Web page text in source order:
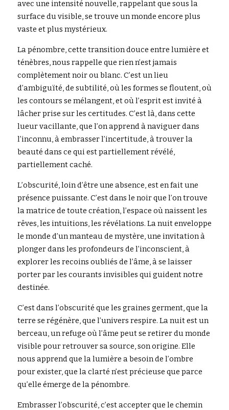
avec une intensité nouvelle, rappelant que sous la
surface du visible, se trouve un monde encore plus
vaste et plus mystérieux.
La pénombre, cette transition douce entre lumière et
ténèbres, nous rappelle que rien n’est jamais
complètement noir ou blanc. C’est un lieu
d’ambiguïté, de subtilité, où les formes se floutent, où
les contours se mélangent, et où l’esprit est invité à
lâcher prise sur les certitudes. C’est là, dans cette
lueur vacillante, que l’on apprend à naviguer dans
l’inconnu, à embrasser l’incertitude, à trouver la
beauté dans ce qui est partiellement révélé,
partiellement caché.
L’obscurité, loin d’être une absence, est en fait une
présence puissante. C’est dans le noir que l’on trouve
la matrice de toute création, l’espace où naissent les
rêves, les intuitions, les révélations. La nuit enveloppe
le monde d’un manteau de mystère, une invitation à
plonger dans les profondeurs de l’inconscient, à
explorer les recoins oubliés de l’âme, à se laisser
porter par les courants invisibles qui guident notre
destinée.
C’est dans l’obscurité que les graines germent, que la
terre se régénère, que l’univers respire. La nuit est un
berceau, un refuge où l’âme peut se retirer du monde
visible pour retrouver sa source, son origine. Elle
nous apprend que la lumière a besoin de l’ombre
pour exister, que la clarté n’est précieuse que parce
qu’elle émerge de la pénombre.
Embrasser l’obscurité, c’est accepter que le chemin